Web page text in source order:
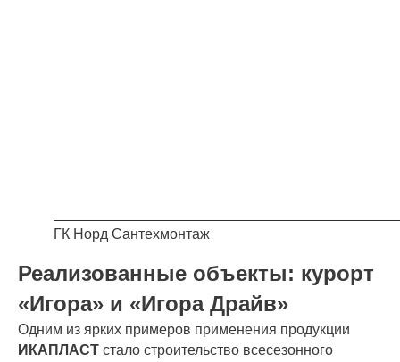
ГК Норд Сантехмонтаж
Реализованные объекты: курорт
«Игора» и «Игора Драйв»
Одним из ярких примеров применения продукции
ИКАПЛАСТ стало строительство всесезонного